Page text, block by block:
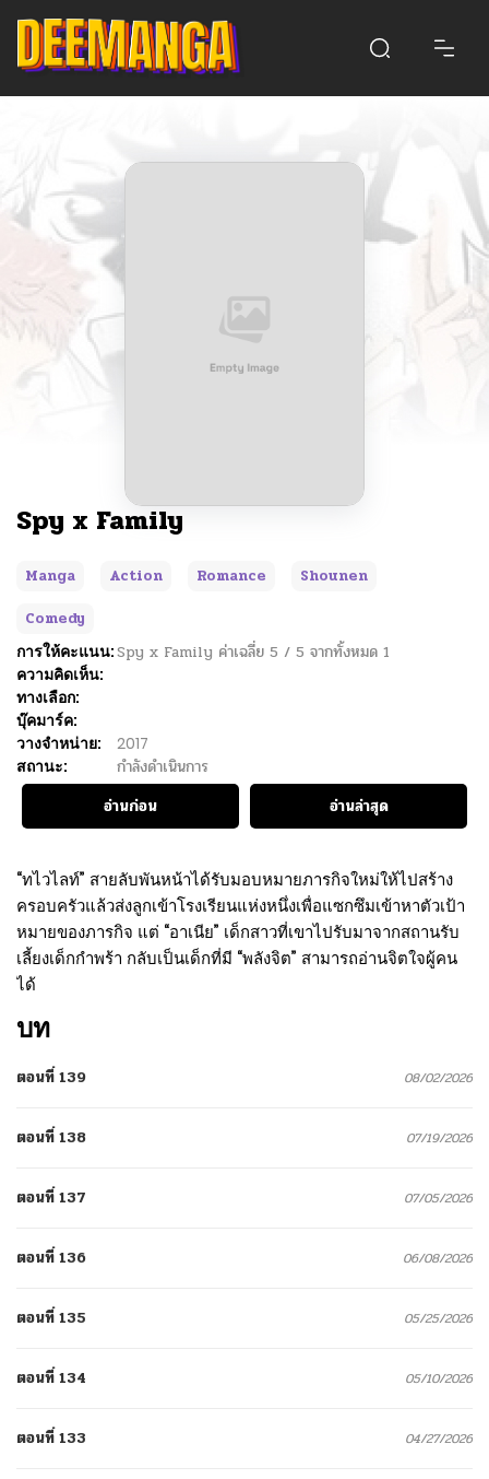
Spy x Family
Manga Action Romance
Shounen
Comedy
การให้คะแนน:Spy x Family ค่าเฉลี่ย 5 / 5 จากทั้งหมด 1
ความคิดเห็น:
ทางเลือก:
บุ๊คมาร์ค:
วางจำหน่าย:
2017
สถานะ:
กำลังดำเนินการ
อ่านก่อน
อ่านล่าสุด
“ทไวไลท์” สายลับพันหน้าได้รับมอบหมายภารกิจใหม่ให้ไปสร้าง
ครอบครัวแล้วส่งลูกเข้าโรงเรียนแห่งหนึ่งเพื่อแซกซึมเข้าหาตัวเป้า
หมายของภารกิจ แต่ “อาเนีย” เด็กสาวที่เขาไปรับมาจากสถานรับ
เลี้ยงเด็กกำพร้า กลับเป็นเด็กที่มี “พลังจิต” สามารถอ่านจิตใจผู้คน
ได้
บท
ตอนที่ 139 08/02/2026
ตอนที่ 138 07/19/2026
ตอนที่ 137 07/05/2026
ตอนที่ 136 06/08/2026
ตอนที่ 135 05/25/2026
ตอนที่ 134 05/10/2026
ตอนที่ 133 04/27/2026